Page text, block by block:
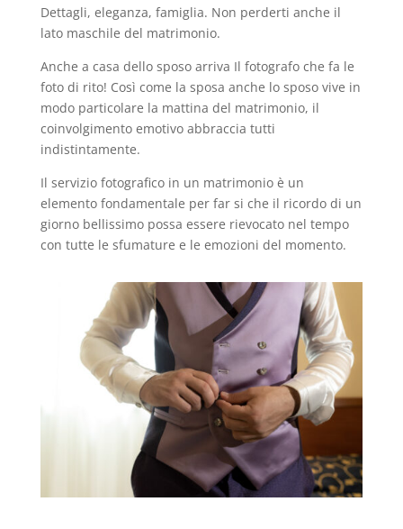
Dettagli, eleganza, famiglia. Non perderti anche il
lato maschile del matrimonio.
Anche a casa dello sposo arriva Il fotografo che fa le
foto di rito! Così come la sposa anche lo sposo vive in
modo particolare la mattina del matrimonio, il
coinvolgimento emotivo abbraccia tutti
indistintamente.
Il servizio fotografico in un matrimonio è un
elemento fondamentale per far si che il ricordo di un
giorno bellissimo possa essere rievocato nel tempo
con tutte le sfumature e le emozioni del momento.